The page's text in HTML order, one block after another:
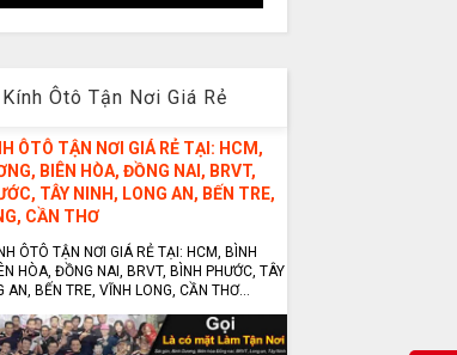
Ôtô Tận Nơi Giá Rẻ
ÔTÔ TẬN NƠI GIÁ RẺ TẠI: HCM,
BIÊN HÒA, ĐỒNG NAI, BRVT,
TÂY NINH, LONG AN, BẾN TRE,
CẦN THƠ
ÔTÔ TẬN NƠI GIÁ RẺ TẠI: HCM, BÌNH
HÒA, ĐỒNG NAI, BRVT, BÌNH PHƯỚC, TÂY
AN, BẾN TRE, VĨNH LONG, CẦN THƠ...